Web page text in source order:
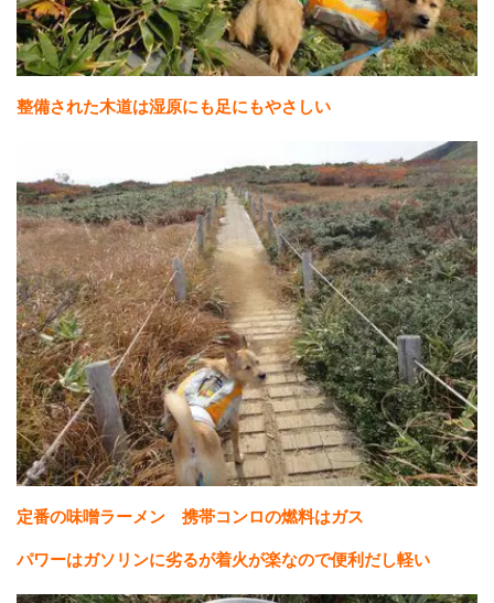
整備された木道は湿原にも足にもやさしい
定番の味噌ラーメン 携帯コンロの燃料はガス
パワーはガソリンに劣るが着火が楽なので便利だし軽い